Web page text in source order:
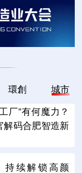
環創 城市
厂”有何魔力？
解码合肥智造新
持续解锁高颜